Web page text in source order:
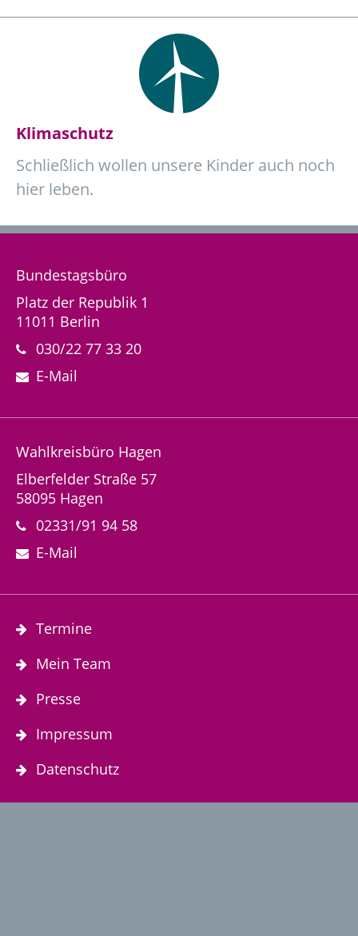
Klimaschutz
Schließlich wollen unsere Kinder auch noch
hier leben.
Bundestagsbüro
Platz der Republik 1
11011 Berlin
030/22 77 33 20
E-Mail
Wahlkreisbüro Hagen
Elberfelder Straße 57
58095 Hagen
02331/91 94 58
E-Mail
Termine
Mein Team
Presse
Impressum
Datenschutz